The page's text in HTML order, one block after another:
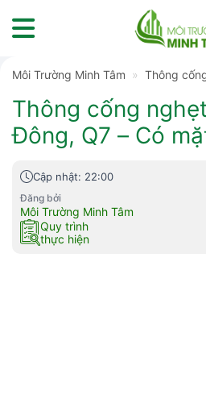
to
Môi Trường Minh Tâm » Thông
Thông cống
Đông, Q7 – Có
Cập nhật: 22:00
Đăng bởi
Môi Trường Minh Tâm
Quy trình
thực hiện